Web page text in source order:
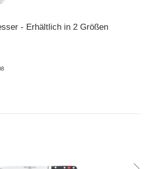
- Erhältlich in 2 Größen